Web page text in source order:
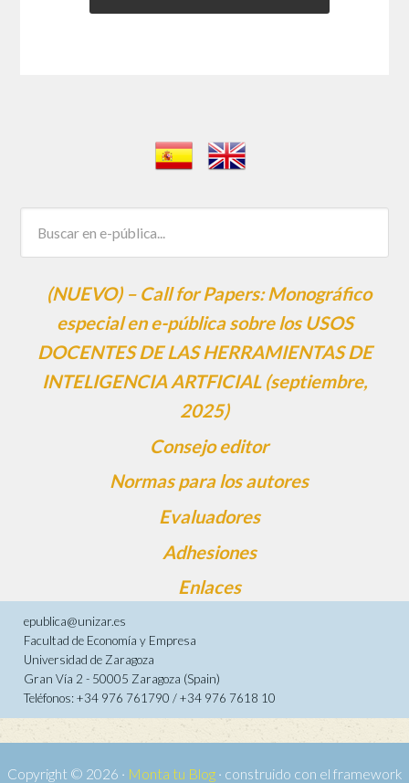
(NUEVO) – Call for Papers: Monográfico
especial en e-pública sobre los USOS
DOCENTES DE LAS HERRAMIENTAS DE
INTELIGENCIA ARTFICIAL (septiembre,
2025)
Consejo editor
Normas para los autores
Evaluadores
Adhesiones
Enlaces
epublica@unizar.es
Facultad de Economía y Empresa
Universidad de Zaragoza
Gran Vía 2 - 50005 Zaragoza (Spain)
Teléfonos: +34 976 761790 / +34 976 7618 10
Copyright © 2026 · Monta tu Blog· construido con el framework